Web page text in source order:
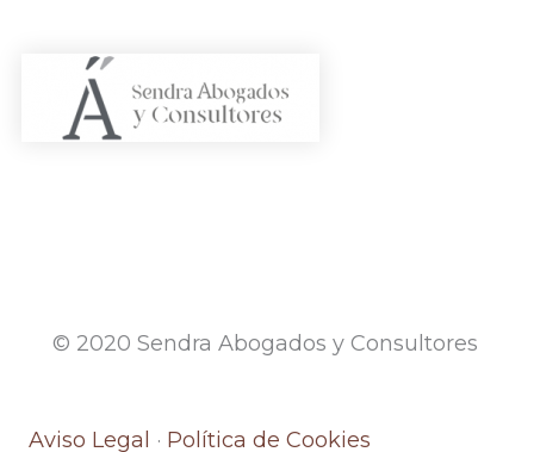
© 2020 Sendra Abogados y Consultores
Aviso Legal · Política de Cookies